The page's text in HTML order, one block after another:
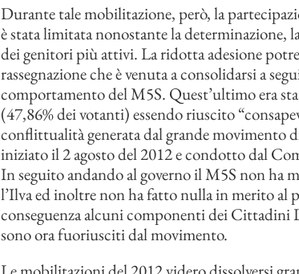
Durante tale mobilitazione, però, la
è stata limitata nonostante la determinazione,
dei genitori più attivi. La ridotta adesione
rassegnazione che è venuta a consolidarsi a
comportamento del M5S. Quest’ultimo era
(47,86% dei votanti) essendo riuscito
conflittualità generata dal grande movimento
iniziato il 2 agosto del 2012 e condotto dal
In seguito andando al governo il M5S non ha
l’Ilva ed inoltre non ha fatto nulla in merito
conseguenza alcuni componenti dei Cittadini
sono ora fuoriusciti dal movimento.